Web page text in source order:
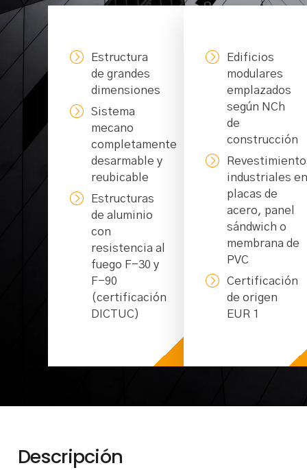
Estructura
de grandes
dimensiones
Sistema
mecano
completamente
desarmable y
reubicable
Estructuras
de aluminio
con
resistencia al
fuego F-30 y
F-90
(certificación
DICTUC)
Edificios
modulares
emplazados
según NCh
de
construcción
industriales
placas de
acero, panel
sándwich o
membrana de
PVC
Certificación
de origen
EUR 1
Descripción